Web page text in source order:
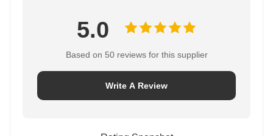
5.0
Based on 50 reviews for this supplier
Write A Review